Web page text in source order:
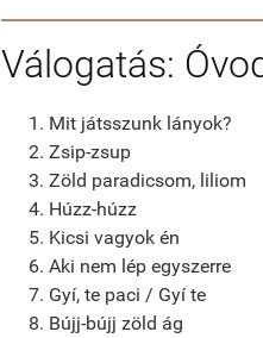
Válogatás:
Mit játsszunk lányok?
Zsip-zsup
Zöld paradicsom, liliom
Húzz-húzz
Kicsi vagyok én
Aki nem lép egyszerre
Gyí, te paci / Gyí te
Bújj-bújj zöld ág